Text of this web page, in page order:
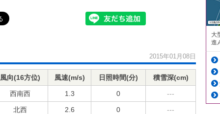
2015年01月08日
風向(16方位) 風速(m/s) 日照時間(分) 積雪深(cm)
西南西 1.3 0 ---
北西 2.6 0 ---
大
進